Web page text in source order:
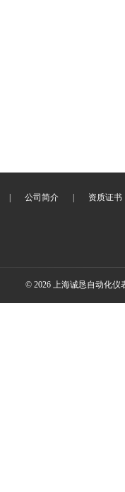
公司简介 资质证书
© 2026 上海诚恳自动化仪